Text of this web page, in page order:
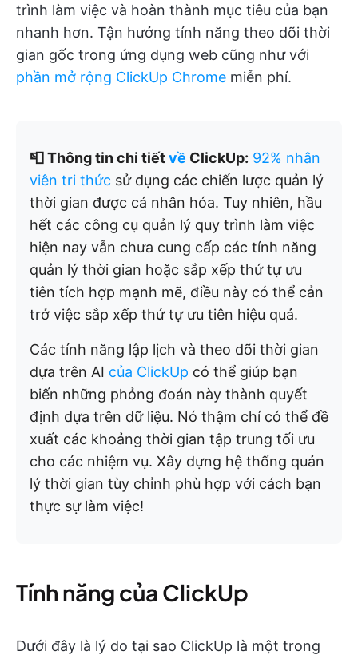
trình làm việc và hoàn thành mục tiêu của bạn
nhanh hơn. Tận hưởng tính năng theo dõi thời
gian gốc trong ứng dụng web cũng như với
phần mở rộng ClickUp Chrome miễn phí.
📮 Thông tin chi tiếtvề ClickUp: 92% nhân
viên tri thức sử dụng các chiến lược quản lý
thời gian được cá nhân hóa. Tuy nhiên, hầu
hết các công cụ quản lý quy trình làm việc
hiện nay vẫn chưa cung cấp các tính năng
quản lý thời gian hoặc sắp xếp thứ tự ưu
tiên tích hợp mạnh mẽ, điều này có thể cản
trở việc sắp xếp thứ tự ưu tiên hiệu quả.
Các tính năng lập lịch và theo dõi thời gian
dựa trên AI của ClickUp có thể giúp bạn
biến những phỏng đoán này thành quyết
định dựa trên dữ liệu. Nó thậm chí có thể đề
xuất các khoảng thời gian tập trung tối ưu
cho các nhiệm vụ. Xây dựng hệ thống quản
lý thời gian tùy chỉnh phù hợp với cách bạn
thực sự làm việc!
Tính năng của ClickUp
Dưới đây là lý do tại sao ClickUp là một trong